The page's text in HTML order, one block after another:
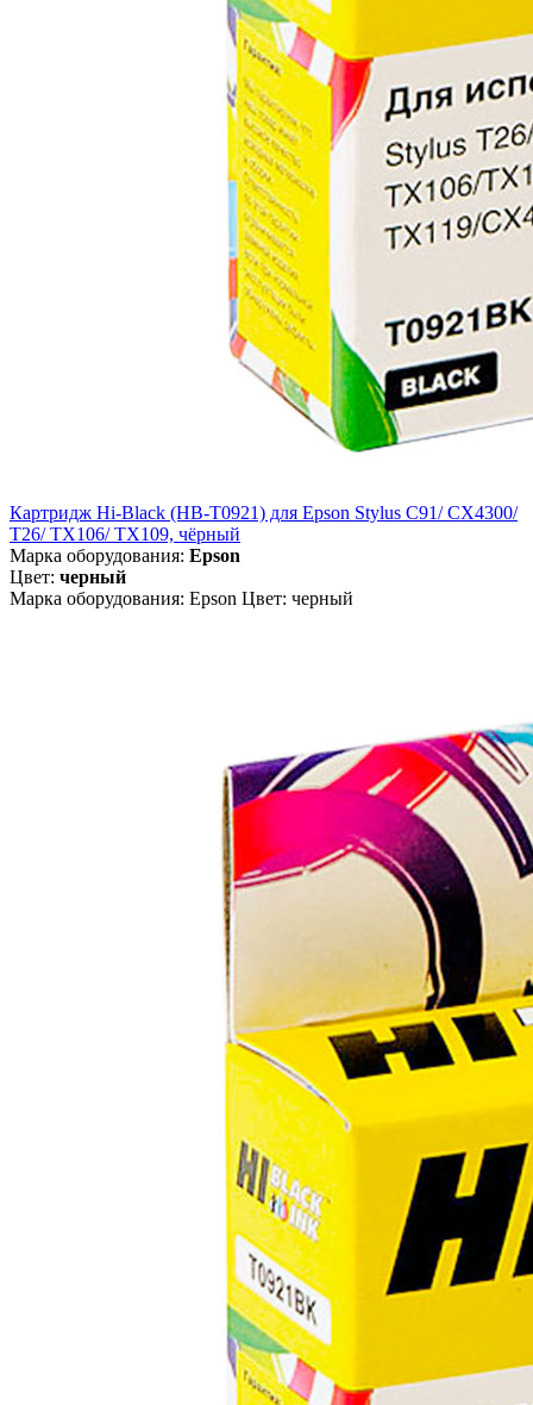
Картридж Hi-Black (HB-T0921) для Epson Stylus C91/ CX4300/
T26/ TX106/ TX109, чёрный
Марка оборудования: Epson
Цвет: черный
Марка оборудования: Epson Цвет: черный